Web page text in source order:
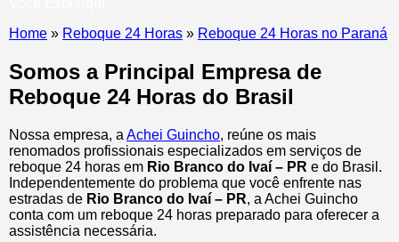
Home » Reboque 24 Horas » Reboque 24 Horas no Paraná
Somos a Principal Empresa de
Reboque 24 Horas do Brasil
Nossa empresa, a Achei Guincho, reúne os mais
renomados profissionais especializados em serviços de
reboque 24 horas em Rio Branco do Ivaí – PR e do Brasil .
Independentemente do problema que você enfrente nas
estradas de Rio Branco do Ivaí – PR, a Achei Guincho
conta com um reboque 24 horas preparado para oferecer a
assistência necessária.